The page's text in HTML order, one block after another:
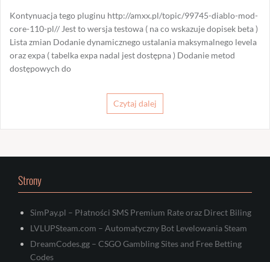
Kontynuacja tego pluginu http://amxx.pl/topic/99745-diablo-mod-
core-110-pl// Jest to wersja testowa ( na co wskazuje dopisek beta )
Lista zmian Dodanie dynamicznego ustalania maksymalnego levela
oraz expa ( tabelka expa nadal jest dostępna ) Dodanie metod
dostępowych do
Czytaj dalej
Strony
SimPay.pl – Płatności SMS Premium Rate oraz Direct Biling
LVLUPSteam.com – Automatyczny Bot Levelowania Steam
DreamCodes.gg – CSGO Gambling Sites and Free Betting
Codes